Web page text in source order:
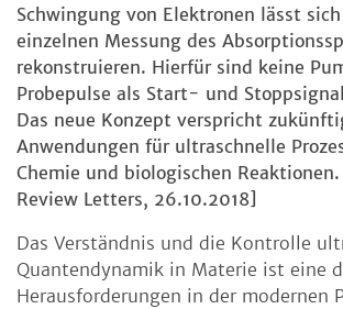
Schwingung von Elektronen lässt
einzelnen Messung des
rekonstruieren. Hierfür sind keine
Probepulse als Start- und
Das neue Konzept verspricht
Anwendungen für ultraschnelle
Chemie und biologischen Reaktionen.
Review Letters, 26.10.2018]
Das Verständnis und die Kontrolle
Quantendynamik in Materie ist eine
Herausforderungen in der modernen